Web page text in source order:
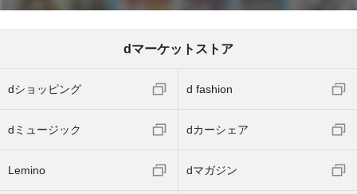
dマーケットストア
dショッピング d fashion
dミュージック dカーシェア
Lemino dマガジン